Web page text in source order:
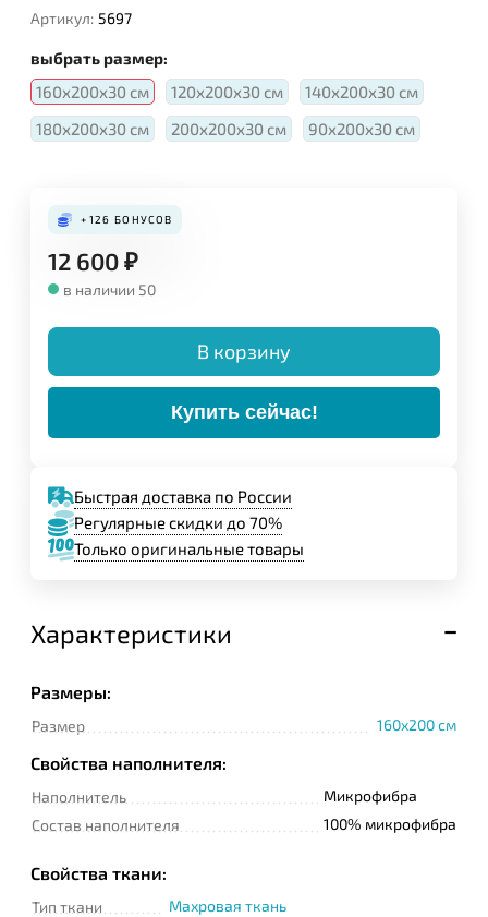
Артикул: 5697
выбрать размер:
160x200x30 см
120x200x30 см
140x200x30 см
180x200x30 см
200x200x30 см 90x200x30 см
+126 БОНУСОВ
12 600₽
в наличии 50
В корзину
Купить сейчас!
Быстрая доставка по России
Регулярные скидки до 70%
Только оригинальные товары
Характеристики
Размеры:
Размер 160x200 см
Свойства наполнителя:
Наполнитель
Микрофибра
Состав наполнителя
100% микрофибра
Свойства ткани:
Тип ткани
Махровая ткань